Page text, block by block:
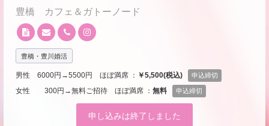
豊橋 カフェ＆ガトーノード
豊橋・豊川婚活
男性 6000円→5500円 ほぼ満席 ： ￥5,500(税込) 申込締切
女性 300円→無料ご招待 ほぼ満席 ： 無料 申込締切
申し込みは終了しました